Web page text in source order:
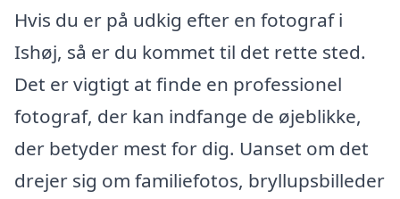
Hvis du er på udkig efter en fotograf i
Ishøj, så er du kommet til det rette sted.
Det er vigtigt at finde en professionel
fotograf, der kan indfange de øjeblikke,
der betyder mest for dig. Uanset om det
drejer sig om familiefotos, bryllupsbilleder